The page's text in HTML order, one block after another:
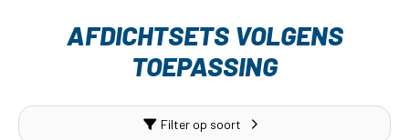
AFDICHTSETS VOLGENS
TOEPASSING
Filter op soort